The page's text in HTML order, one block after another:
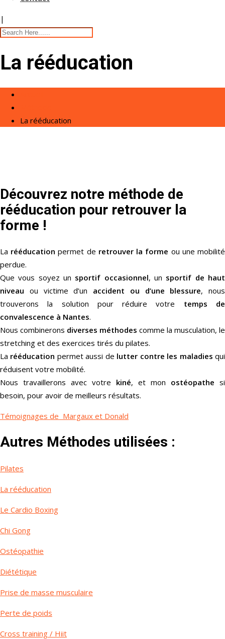
|
La rééducation
La rééducation
Découvrez notre méthode de
rééducation pour retrouver la
forme !
La rééducation permet de retrouver la forme ou une mobilité
perdue.
Que vous soyez un sportif occasionnel, un sportif de haut
niveau ou victime d’un accident ou d’une blessure, nous
trouverons la solution pour réduire votre temps de
convalescence à Nantes.
Nous combinerons diverses méthodes comme la musculation, le
stretching et des exercices tirés du pilates.
La rééducation permet aussi de lutter contre les maladies qui
réduisent votre mobilité.
Nous travaillerons avec votre kiné, et mon ostéopathe si
besoin, pour avoir de meilleurs résultats.
Témoignages de Margaux et Donald
Autres Méthodes utilisées :
Pilates
La rééducation
Le Cardio Boxing
Chi Gong
Ostéopathie
Diététique
Prise de masse musculaire
Perte de poids
Cross training / Hiit